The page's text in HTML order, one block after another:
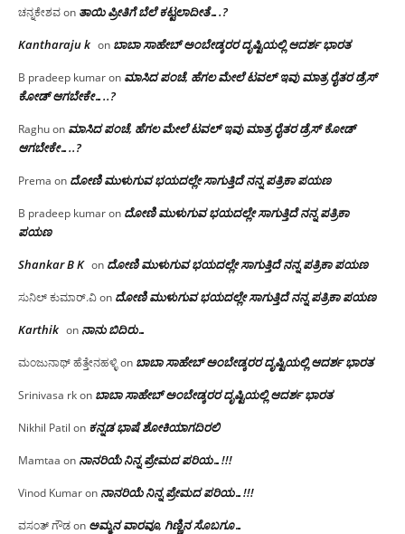
ಚನ್ನಕೇಶವon ತಾಯಿ ಪ್ರೀತಿಗೆ ಬೆಲೆ ಕಟ್ಟಲಾದೀತೆ….?
Kantharaju k on ಬಾಬಾ ಸಾಹೇಬ್ ಅಂಬೇಡ್ಕರರ ದೃಷ್ಟಿಯಲ್ಲಿ ಆದರ್ಶ ಭಾರತ
B pradeep kumaron ಮಾಸಿದ ಪಂಚೆ, ಹೆಗಲ ಮೇಲೆ ಟವಲ್‌ ಇವು ಮಾತ್ರ ರೈತರ ಡ್ರೆಸ್‌
ಕೋಡ್ ಆಗಬೇಕೇ…..?‌
Raghuon ಮಾಸಿದ ಪಂಚೆ, ಹೆಗಲ ಮೇಲೆ ಟವಲ್‌ ಇವು ಮಾತ್ರ ರೈತರ ಡ್ರೆಸ್‌ ಕೋಡ್
ಆಗಬೇಕೇ…..?‌
Prema on ದೋಣಿ ಮುಳುಗುವ ಭಯದಲ್ಲೇ ಸಾಗುತ್ತಿದೆ ನನ್ನ ಪತ್ರಿಕಾ ಪಯಣ
B pradeep kumaron ದೋಣಿ ಮುಳುಗುವ ಭಯದಲ್ಲೇ ಸಾಗುತ್ತಿದೆ ನನ್ನ ಪತ್ರಿಕಾ
ಪಯಣ
Shankar B K on ದೋಣಿ ಮುಳುಗುವ ಭಯದಲ್ಲೇ ಸಾಗುತ್ತಿದೆ ನನ್ನ ಪತ್ರಿಕಾ ಪಯಣ
ಸುನಿಲ್ ಕುಮಾರ್.ವಿon ದೋಣಿ ಮುಳುಗುವ ಭಯದಲ್ಲೇ ಸಾಗುತ್ತಿದೆ ನನ್ನ ಪತ್ರಿಕಾ ಪಯಣ
Karthik on ನಾನು ಬಿದಿರು…
ಮಂಜುನಾಥ್ ಹೆತ್ತೇನಹಳ್ಳಿon ಬಾಬಾ ಸಾಹೇಬ್ ಅಂಬೇಡ್ಕರರ ದೃಷ್ಟಿಯಲ್ಲಿ ಆದರ್ಶ ಭಾರತ
Srinivasa rkon ಬಾಬಾ ಸಾಹೇಬ್ ಅಂಬೇಡ್ಕರರ ದೃಷ್ಟಿಯಲ್ಲಿ ಆದರ್ಶ ಭಾರತ
Nikhil Patil on ಕನ್ನಡ ಭಾಷೆ ಶೋಕಿಯಾಗದಿರಲಿ
Mamtaa on ನಾನರಿಯೆ ನಿನ್ನ ಪ್ರೇಮದ ಪರಿಯ…!!!
Vinod Kumaron ನಾನರಿಯೆ ನಿನ್ನ ಪ್ರೇಮದ ಪರಿಯ…!!!
ವಸಂತ್ ಗೌಡon ಅಮ್ಮನ ವಾರವೂ, ಗಿಣ್ಣಿನ ಸೊಬಗೂ…